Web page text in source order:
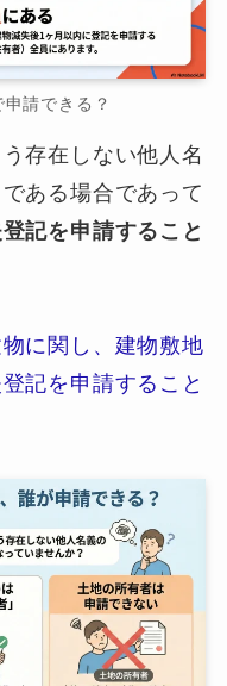
請できる？
存在しない他人名
ある場合であって
記を申請すること
に関し、建物敷地
記を申請すること